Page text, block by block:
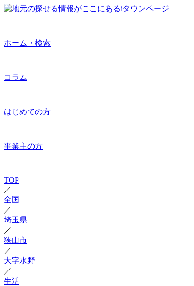
ホーム・検索
コラム
はじめての方
事業主の方
TOP
／
全国
／
埼玉県
／
狭山市
／
大字水野
／
生活